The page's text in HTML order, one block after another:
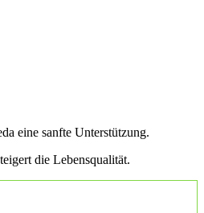
eine sanfte Unterstützung.
die Lebensqualität.